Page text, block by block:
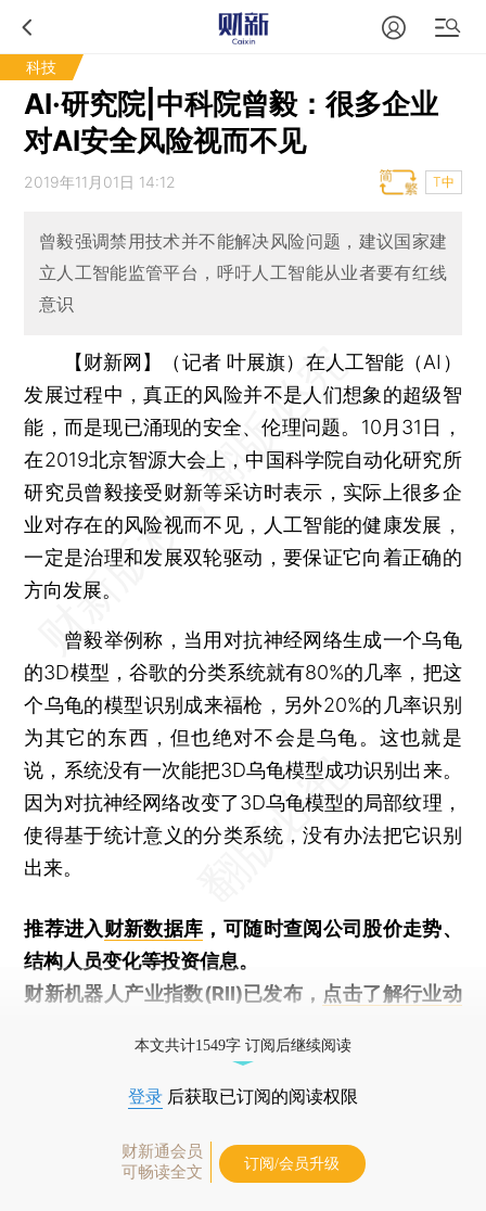
科技
AI·研究院|中科院曾毅：很多企业
对AI安全风险视而不见
2019年11月01日 14:12 T中
曾毅强调禁用技术并不能解决风险问题，建议国家建
立人工智能监管平台，呼吁人工智能从业者要有红线
意识
【财新网】（记者 叶展旗） 在人工智能（AI）
发展过程中，真正的风险并不是人们想象的超级智
能，而是现已涌现的安全、伦理问题。10月31日，
在2019北京智源大会上，中国科学院自动化研究所
研究员曾毅接受财新等采访时表示，实际上很多企
业对存在的风险视而不见，人工智能的健康发展，
一定是治理和发展双轮驱动，要保证它向着正确的
方向发展。
曾毅举例称，当用对抗神经网络生成一个乌龟
的3D模型，谷歌的分类系统就有80%的几率，把这
个乌龟的模型识别成来福枪，另外20%的几率识别
为其它的东西，但也绝对不会是乌龟。这也就是
说，系统没有一次能把3D乌龟模型成功识别出来。
因为对抗神经网络改变了3D乌龟模型的局部纹理，
使得基于统计意义的分类系统，没有办法把它识别
出来。
推荐进入财新数据库 ，可随时查阅公司股价走势、
结构人员变化等投资信息。
财新机器人产业指数(RII)已发布， 点击了解行业动
本文共计1549字 订阅后继续阅读
登录 后获取已订阅的阅读权限
财新通会员
可畅读全文
订阅/会员升级